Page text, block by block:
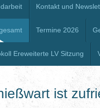
Kontakt und
Termine 2026
Ereweiterte LV Sitzung
ist